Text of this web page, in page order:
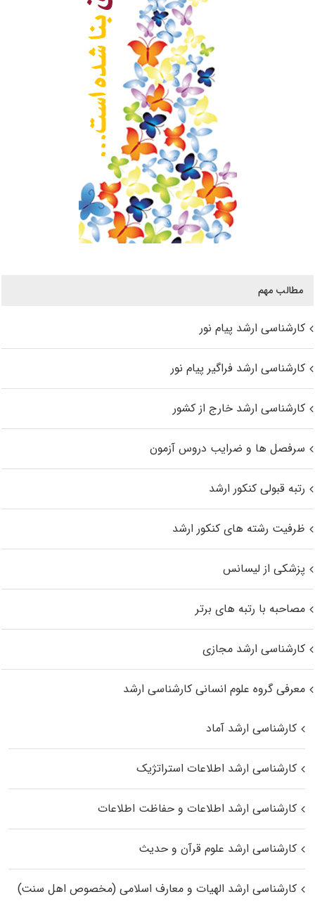
مطالب مهم
کارشناسی ارشد پیام نور
کارشناسی ارشد فراگیر پیام نور
کارشناسی ارشد خارج از کشور
سرفصل ها و ضرایب دروس آزمون
رتبه قبولی کنکور ارشد
ظرفیت رشته های کنکور ارشد
پزشکی از لیسانس
مصاحبه با رتبه های برتر
کارشناسی ارشد مجازی
معرفی گروه علوم انسانی کارشناسی ارشد
کارشناسی ارشد آماد
کارشناسی ارشد اطلاعات استراتژیک
کارشناسی ارشد اطلاعات و حفاظت اطلاعات
کارشناسی ارشد علوم قرآن و حدیث
کارشناسی ارشد الهیات و معارف اسلامی (مخصوص اهل سنت)